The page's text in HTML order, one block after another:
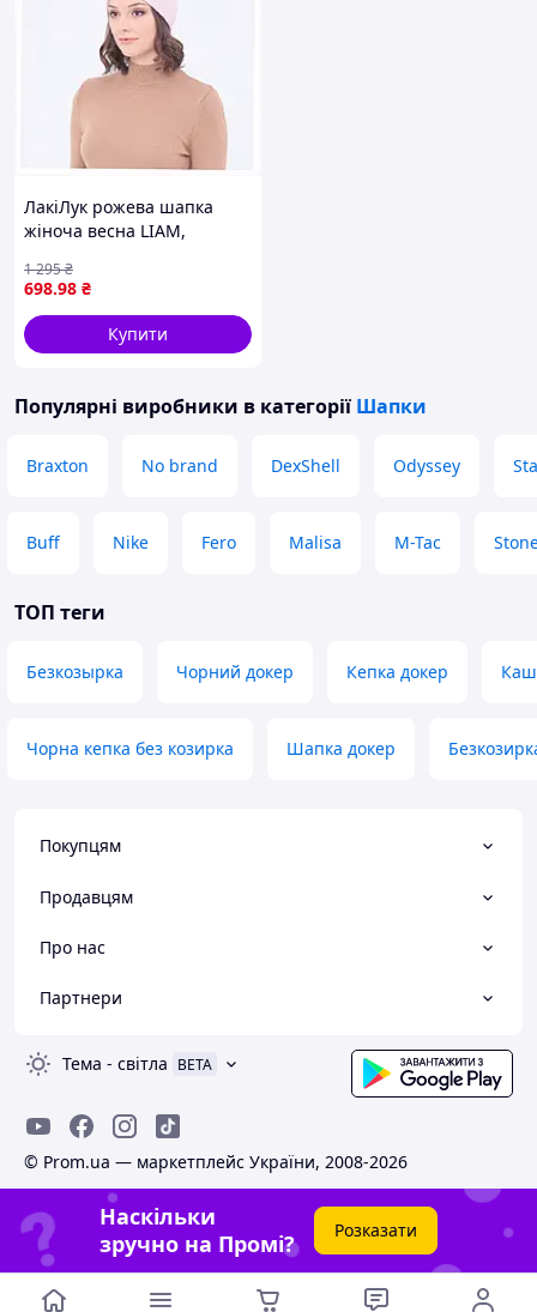
ЛакіЛук рожева шапка
жіноча весна LIAM,
698.98 ₴
1 295₴
Купити
Популярні виробники в категорії Шапки
Braxton No brand DexShell Odyssey
Buff Nike Fero Malisa M-Tac
ТОП теги
Безкозырка Чорний докер Кепка докер
Чорна кепка без козирка Шапка докер
Покупцям
Продавцям
Про нас
Партнери
Тема - світла BETA
© Prom.ua — маркетплейс України, 2008-2026
Наскільки
зручно на Промі?
Розказати